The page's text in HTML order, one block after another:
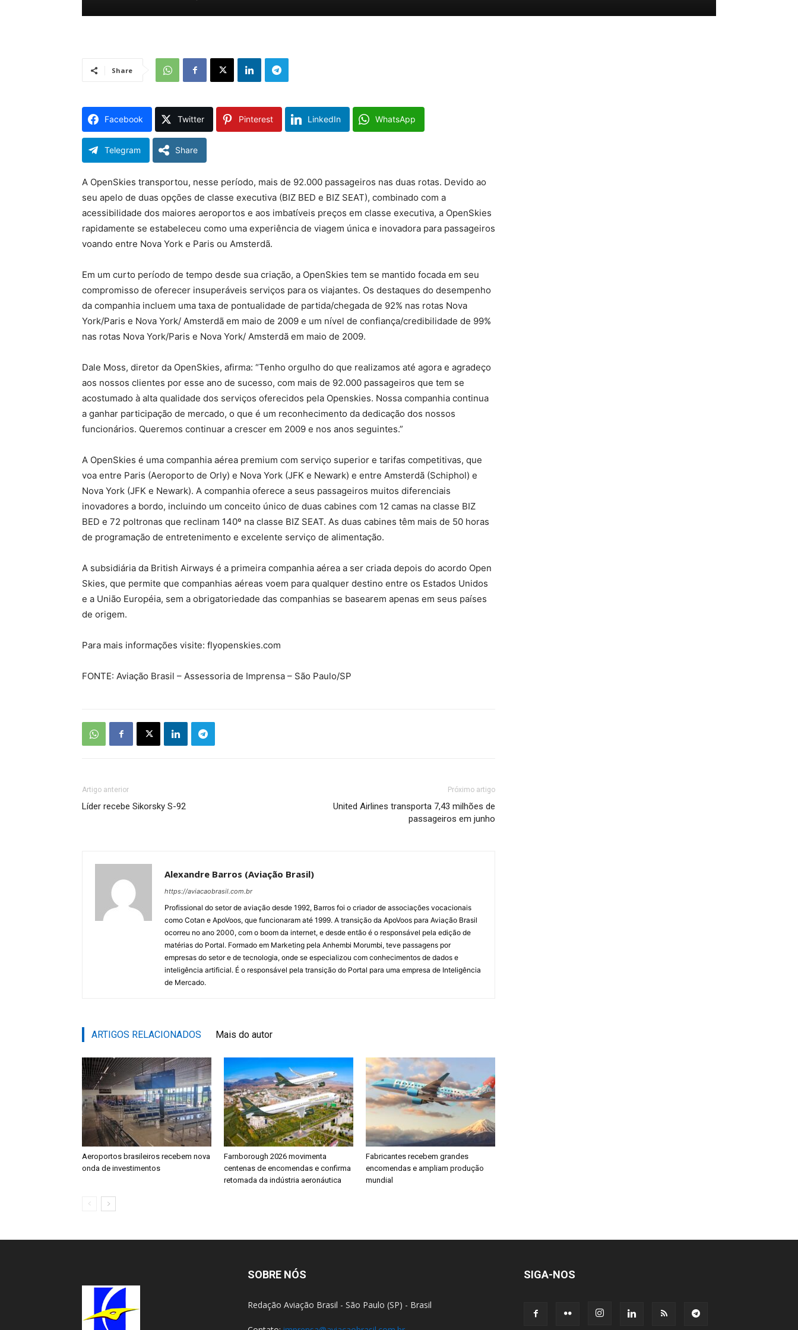
Share
Facebook Twitter Pinterest LinkedIn WhatsApp
Telegram Share
A OpenSkies transportou, nesse período, mais de 92.000 passageiros nas duas rotas. Devido ao
seu apelo de duas opções de classe executiva (BIZ BED e BIZ SEAT), combinado com a
acessibilidade dos maiores aeroportos e aos imbatíveis preços em classe executiva, a OpenSkies
rapidamente se estabeleceu como uma experiência de viagem única e inovadora para passageiros
voando entre Nova York e Paris ou Amsterdã.
Em um curto período de tempo desde sua criação, a OpenSkies tem se mantido focada em seu
compromisso de oferecer insuperáveis serviços para os viajantes. Os destaques do desempenho
da companhia incluem uma taxa de pontualidade de partida/chegada de 92% nas rotas Nova
York/Paris e Nova York/ Amsterdã em maio de 2009 e um nível de confiança/credibilidade de 99%
nas rotas Nova York/Paris e Nova York/ Amsterdã em maio de 2009.
Dale Moss, diretor da OpenSkies, afirma: “Tenho orgulho do que realizamos até agora e agradeço
aos nossos clientes por esse ano de sucesso, com mais de 92.000 passageiros que tem se
acostumado à alta qualidade dos serviços oferecidos pela Openskies. Nossa companhia continua
a ganhar participação de mercado, o que é um reconhecimento da dedicação dos nossos
funcionários. Queremos continuar a crescer em 2009 e nos anos seguintes.”
A OpenSkies é uma companhia aérea premium com serviço superior e tarifas competitivas, que
voa entre Paris (Aeroporto de Orly) e Nova York (JFK e Newark) e entre Amsterdã (Schiphol) e
Nova York (JFK e Newark). A companhia oferece a seus passageiros muitos diferenciais
inovadores a bordo, incluindo um conceito único de duas cabines com 12 camas na classe BIZ
BED e 72 poltronas que reclinam 140º na classe BIZ SEAT. As duas cabines têm mais de 50 horas
de programação de entretenimento e excelente serviço de alimentação.
A subsidiária da British Airways é a primeira companhia aérea a ser criada depois do acordo Open
Skies, que permite que companhias aéreas voem para qualquer destino entre os Estados Unidos
e a União Européia, sem a obrigatoriedade das companhias se basearem apenas em seus países
de origem.
Para mais informações visite: flyopenskies.com
FONTE: Aviação Brasil – Assessoria de Imprensa – São Paulo/SP
Artigo anterior
Líder recebe Sikorsky S-92
Próximo artigo
United Airlines transporta 7,43 milhões de
passageiros em junho
Alexandre Barros (Aviação Brasil)
https://aviacaobrasil.com.br
Profissional do setor de aviação desde 1992, Barros foi o criador de associações vocacionais
como Cotan e ApoVoos, que funcionaram até 1999. A transição da ApoVoos para Aviação Brasil
ocorreu no ano 2000, com o boom da internet, e desde então é o responsável pela edição de
matérias do Portal. Formado em Marketing pela Anhembi Morumbi, teve passagens por
empresas do setor e de tecnologia, onde se especializou com conhecimentos de dados e
inteligência artificial. É o responsável pela transição do Portal para uma empresa de Inteligência
de Mercado.
ARTIGOS RELACIONADOS Mais do autor
Aeroportos brasileiros recebem nova
onda de investimentos
Farnborough 2026 movimenta
centenas de encomendas e confirma
retomada da indústria aeronáutica
Fabricantes recebem grandes
encomendas e ampliam produção
mundial
SOBRE NÓS
Redação Aviação Brasil - São Paulo (SP) - Brasil
SIGA-NOS